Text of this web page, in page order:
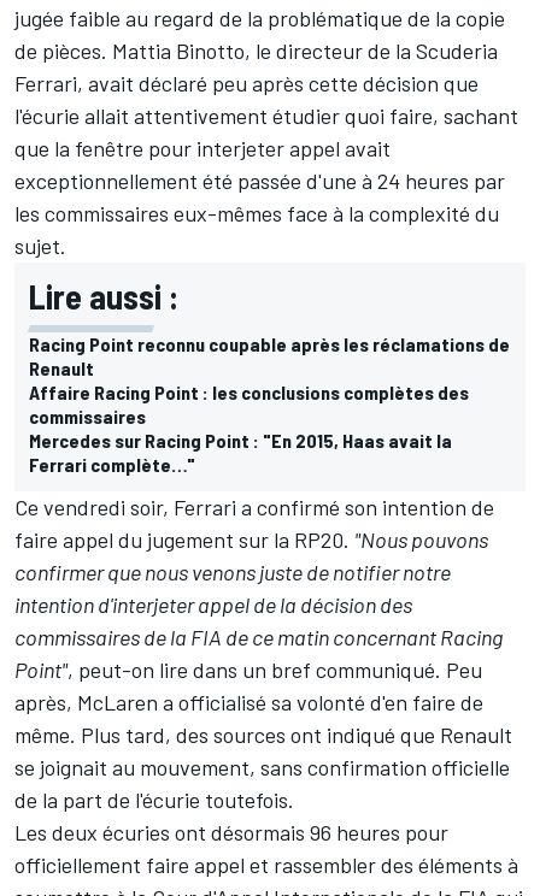
jugée faible au regard de la problématique de la copie
de pièces. Mattia Binotto, le directeur de la Scuderia
Ferrari, avait déclaré peu après cette décision que
l'écurie allait attentivement étudier quoi faire, sachant
que la fenêtre pour interjeter appel avait
exceptionnellement été passée d'une à 24 heures par
les commissaires eux-mêmes face à la complexité du
sujet.
Lire aussi :
Racing Point reconnu coupable après les réclamations de
Renault
Affaire Racing Point : les conclusions complètes des
commissaires
Mercedes sur Racing Point : "En 2015, Haas avait la
Ferrari complète…"
Ce vendredi soir, Ferrari a confirmé son intention de
faire appel du jugement sur la RP20. "Nous pouvons
confirmer que nous venons juste de notifier notre
intention d'interjeter appel de la décision des
commissaires de la FIA de ce matin concernant Racing
Point", peut-on lire dans un bref communiqué. Peu
après, McLaren a officialisé sa volonté d'en faire de
même. Plus tard, des sources ont indiqué que Renault
se joignait au mouvement, sans confirmation officielle
de la part de l'écurie toutefois.
Les deux écuries ont désormais 96 heures pour
officiellement faire appel et rassembler des éléments à